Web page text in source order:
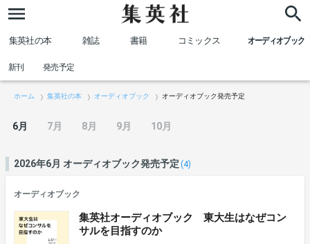
集英社の本 雑誌 書籍 コミックス オーディオブック
新刊 発売予定
ホーム 集英社の本 オーディオブック オーディオブック発売予定
6月 7月 8月 9月 10月
2026年6月 オーディオブック発売予定 (4)
オーディオブック
集英社オーディオブック 東大生はなぜコン
サルを目指すのか